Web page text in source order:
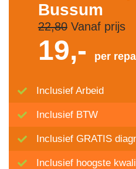
Bussum
22,80Vanaf prijs
19,- per
Inclusief Arbeid
Inclusief BTW
Inclusief GRATIS
Inclusief hoogste